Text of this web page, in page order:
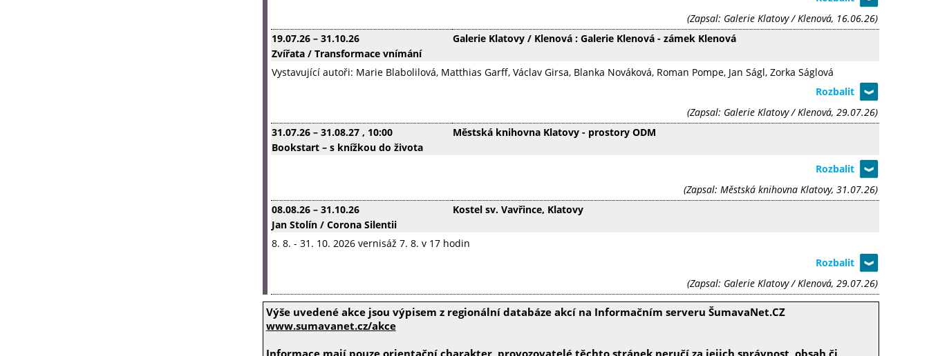
(Zapsal: Galerie Klatovy / Klenová, 16.06.26)
19.07.26– 31.10.26
Galerie Klatovy / Klenová : Galerie Klenová - zámek Klenová
Zvířata / Transformace vnímání
Vystavující autoři: Marie Blabolilová, Matthias Garff, Václav Girsa, Blanka Nováková, Roman Pompe, Jan Ságl, Zorka Ságlová
(Zapsal: Galerie Klatovy / Klenová, 29.07.26)
31.07.26– 31.08.27, 10:00
Městská knihovna Klatovy - prostory ODM
Bookstart – s knížkou do života
(Zapsal: Městská knihovna Klatovy, 31.07.26)
08.08.26– 31.10.26
Kostel sv. Vavřince, Klatovy
Jan Stolín / Corona Silentii
8. 8. - 31. 10. 2026 vernisáž 7. 8. v 17 hodin
(Zapsal: Galerie Klatovy / Klenová, 29.07.26)
Výše uvedené akce jsou výpisem z regionální databáze akcí na Informačním serveru ŠumavaNet.CZ
www.sumavanet.cz/akce
Informace mají pouze orientační charakter, provozovatelé těchto stránek neručí za jejich správnost, obsah či